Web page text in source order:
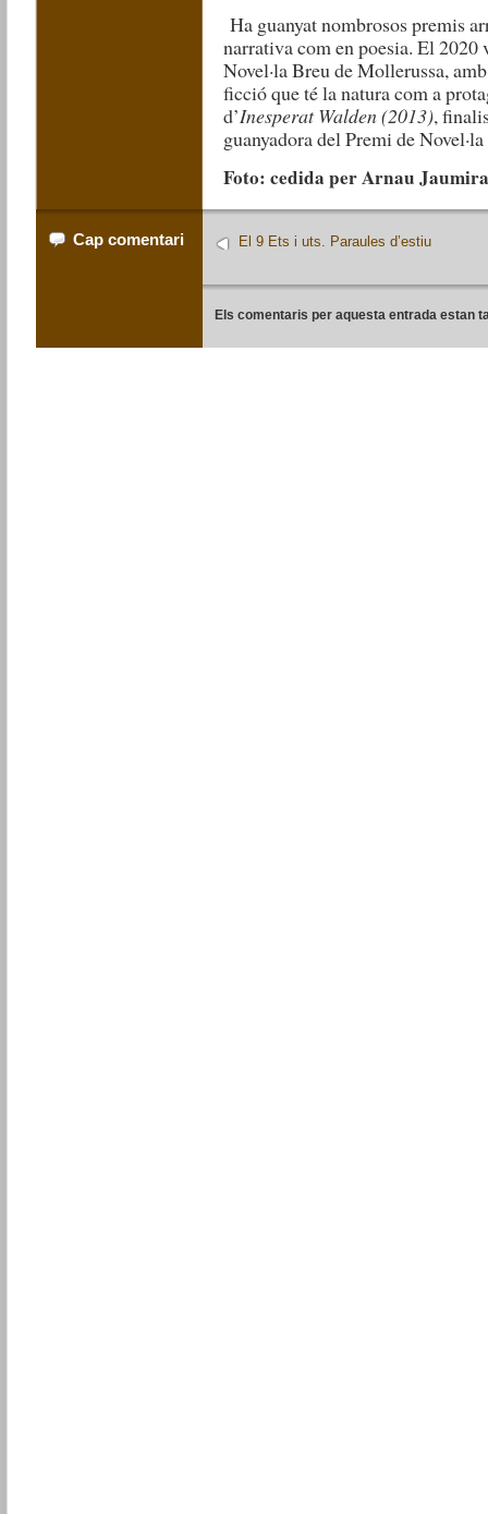
Ha guanyat nombrosos premis
narrativa com en poesia.El 2020
Novel·la Breu de Mollerussa,
ficció que té la natura com a
d’Inesperat Walden (2013),
guanyadora del Premi de
Foto: cedida per Arnau
Cap comentari El 9 Ets i uts. Paraules d’estiu
Els comentaris per aquesta entrada estan